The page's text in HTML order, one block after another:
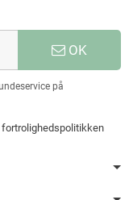
OK
på
fortrolighedspolitikken